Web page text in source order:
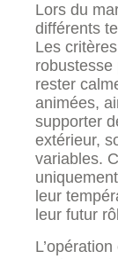
Lors du
différents
Les
robustesse
rester
animées,
supporter
extérieur,
variables.
leur
leur futur